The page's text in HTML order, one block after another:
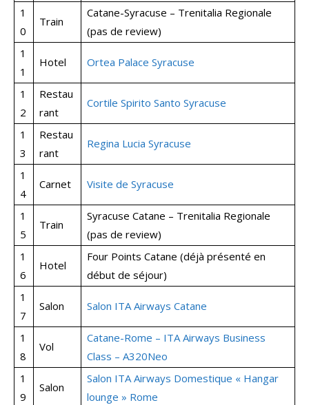
1
0
Train
Catane-Syracuse – Trenitalia Regionale
(pas de review)
1
1
Hotel Ortea Palace Syracuse
1
2
Restau
rant
Cortile Spirito Santo Syracuse
1
3
Restau
rant
Regina Lucia Syracuse
1
4
Carnet Visite de Syracuse
1
5
Train
Syracuse Catane – Trenitalia Regionale
(pas de review)
1
6
Hotel
Four Points Catane (déjà présenté en
début de séjour)
1
7
Salon Salon ITA Airways Catane
1
8
Vol
Catane-Rome – ITA Airways Business
Class – A320Neo
1
9
Salon
Salon ITA Airways Domestique « Hangar
lounge » Rome